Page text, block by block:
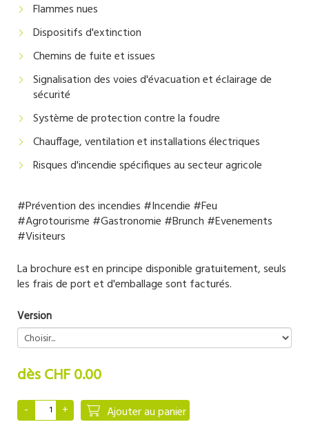
Flammes nues
Dispositifs d'extinction
Chemins de fuite et issues
Signalisation des voies d'évacuation et éclairage de
sécurité
Système de protection contre la foudre
Chauffage, ventilation et installations électriques
Risques d'incendie spécifiques au secteur agricole
#Prévention des incendies #Incendie #Feu
#Agrotourisme #Gastronomie #Brunch #Evenements
#Visiteurs
La brochure est en principe disponible gratuitement, seuls
les frais de port et d'emballage sont facturés.
Version
dès CHF 0.00
Ajouter au panier